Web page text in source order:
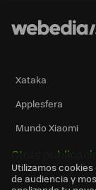
Xataka
Applesfera
Mundo Xiaomi
Otras
Utilizamos
de audiencia y